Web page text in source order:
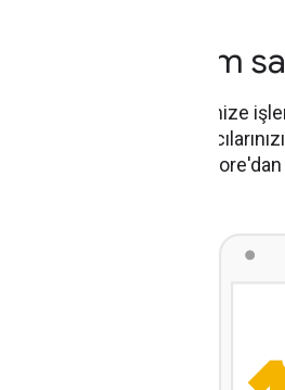
İşlem
İşleminize
Play